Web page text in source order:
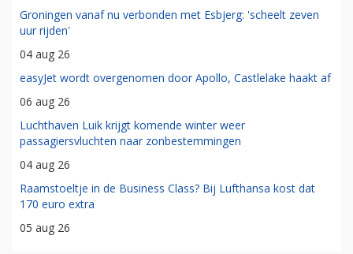
Groningen vanaf nu verbonden met Esbjerg: 'scheelt zeven
uur rijden'
04 aug 26
easyJet wordt overgenomen door Apollo, Castlelake haakt af
06 aug 26
Luchthaven Luik krijgt komende winter weer
passagiersvluchten naar zonbestemmingen
04 aug 26
Raamstoeltje in de Business Class? Bij Lufthansa kost dat
170 euro extra
05 aug 26